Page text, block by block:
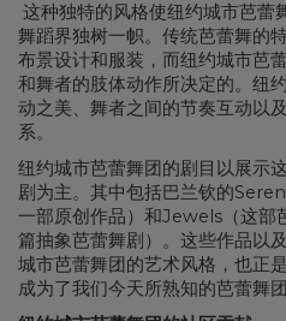
这种独特的风格使纽约城市芭蕾
舞蹈界独树一帜。传统芭蕾舞的
布景设计和服装，而纽约城市芭
和舞者的肢体动作所决定的。纽
动之美、舞者之间的节奏互动以
系。
纽约城市芭蕾舞团的剧目以展示
剧为主。其中包括巴兰钦的
一部原创作品）和Jewels（这部
篇抽象芭蕾舞剧）。这些作品以
城市芭蕾舞团的艺术风格，也正
成为了我们今天所熟知的芭蕾舞团